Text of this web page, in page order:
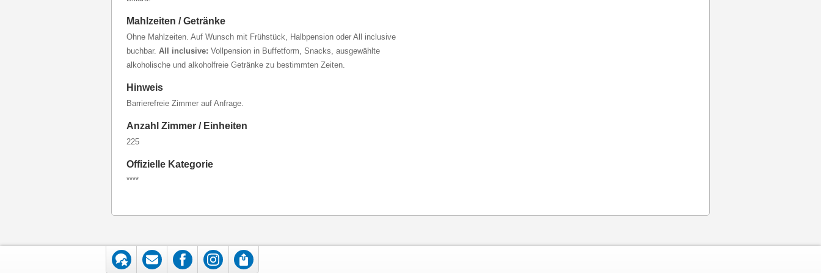
Mahlzeiten / Getränke
Ohne Mahlzeiten. Auf Wunsch mit Frühstück, Halbpension oder All inclusive
buchbar. All inclusive: Vollpension in Buffetform, Snacks, ausgewählte
alkoholische und alkoholfreie Getränke zu bestimmten Zeiten.
Hinweis
Barrierefreie Zimmer auf Anfrage.
Anzahl Zimmer / Einheiten
225
Offizielle Kategorie
****